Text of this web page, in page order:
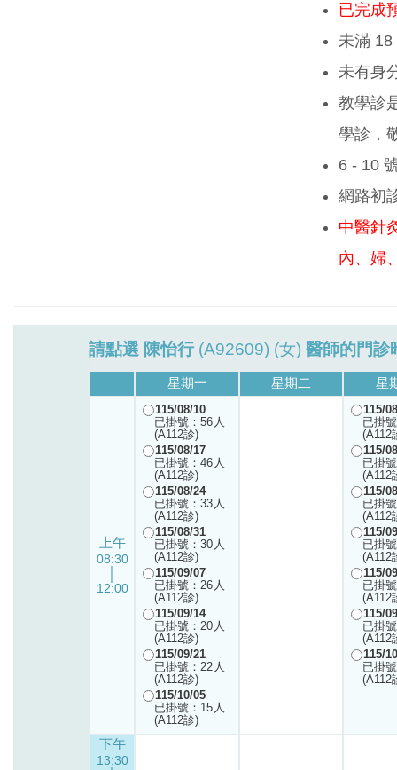
已完成
未滿 18
未有身
教學診
學診，
6 - 10
網路初
中醫針
內、婦